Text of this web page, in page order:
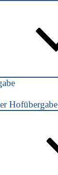
Hofübergabe